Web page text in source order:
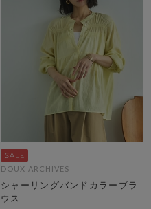
DOUX ARCHIVES
シャーリングバンドカラーブラ
ウス